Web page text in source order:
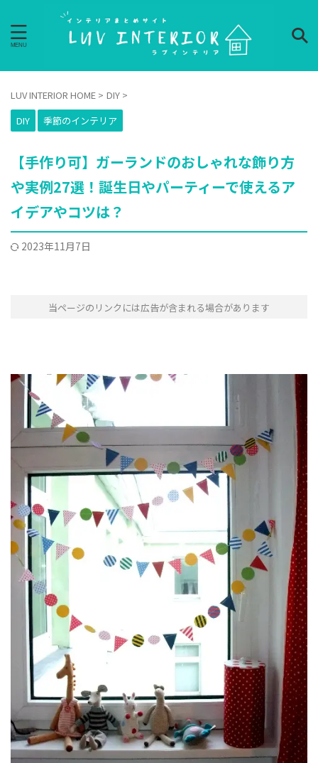
LUV INTERIOR HOME > DIY >
DIY
季節のインテリア
【手作り可】ガーランドのおしゃれな飾り方
や実例27選！誕生日やパーティーで使えるア
イデアやコツは？
2023年11月7日
当ページのリンクには広告が含まれる場合があります